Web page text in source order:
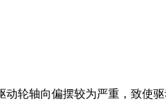
轮轴向偏摆较为严重，致使